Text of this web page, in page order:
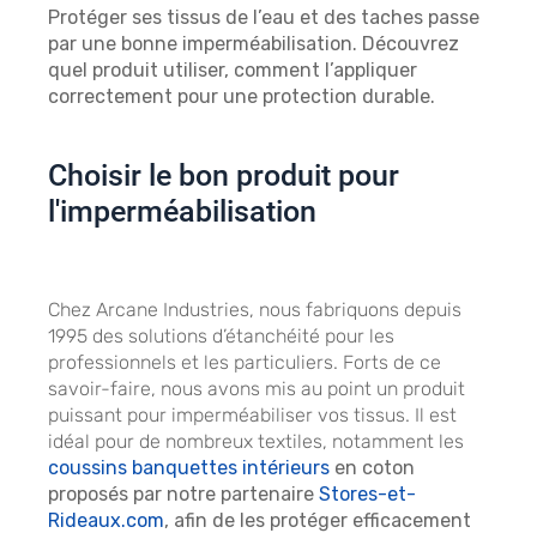
Protéger ses tissus de l’eau et des taches passe
par une bonne imperméabilisation. Découvrez
quel produit utiliser, comment l’appliquer
correctement pour une protection durable.
Choisir le bon produit pour
l'imperméabilisation
Chez Arcane Industries, nous fabriquons depuis
1995 des solutions d’étanchéité pour les
professionnels et les particuliers. Forts de ce
savoir-faire, nous avons mis au point un produit
puissant pour imperméabiliser vos tissus. Il est
idéal pour de nombreux textiles, notamment les
coussins banquettes intérieurs en coton
proposés par notre partenaire Stores-et-
Rideaux.com, afin de les protéger efficacement